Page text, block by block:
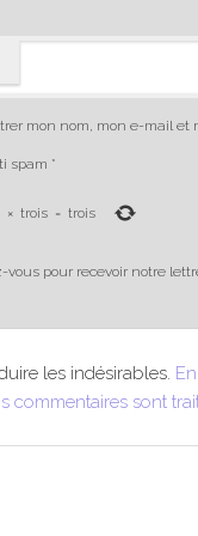
mon nom, mon e-mail et
spam *
× trois = trois
vous pour recevoir notre
les indésirables.
commentaires sont